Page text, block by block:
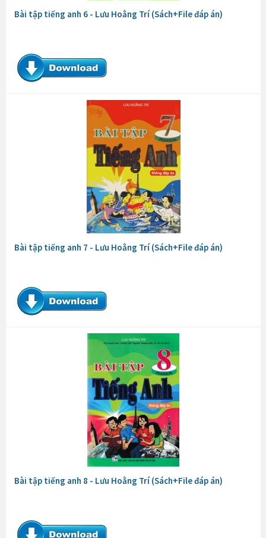
Bài tập tiếng anh 6 - Lưu Hoằng Trí (Sách+File đáp án)
Bài tập tiếng anh 7 - Lưu Hoằng Trí (Sách+File đáp án)
Bài tập tiếng anh 8 - Lưu Hoằng Trí (Sách+File đáp án)